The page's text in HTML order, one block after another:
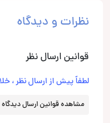
نظرات و دیدگاه
قوانین ارسال نظر
لطفاً پیش از ارسال نظر ،
مشاهده قوانین ارسال دیدگاه